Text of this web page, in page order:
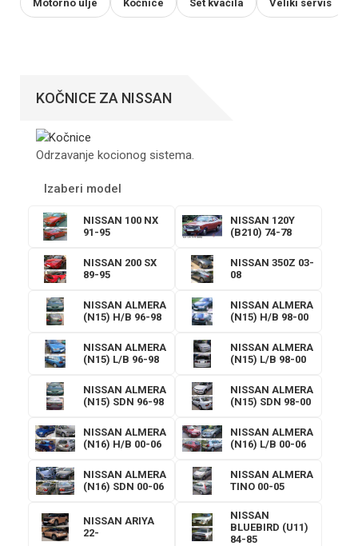
Motorno ulje Kočnice Set kvačila Veliki servis
KOČNICE ZA NISSAN
Odrzavanje kocionog sistema.
Izaberi model
NISSAN 100 NX
91-95
NISSAN 120Y
(B210) 74-78
NISSAN 200 SX
89-95
NISSAN 350Z 03-
08
NISSAN ALMERA
(N15) H/B 96-98
NISSAN ALMERA
(N15) H/B 98-00
NISSAN ALMERA
(N15) L/B 96-98
NISSAN ALMERA
(N15) L/B 98-00
NISSAN ALMERA
(N15) SDN 96-98
NISSAN ALMERA
(N15) SDN 98-00
NISSAN ALMERA
(N16) H/B 00-06
NISSAN ALMERA
(N16) L/B 00-06
NISSAN ALMERA
(N16) SDN 00-06
NISSAN ALMERA
TINO 00-05
NISSAN ARIYA
22-
NISSAN
BLUEBIRD (U11)
84-85